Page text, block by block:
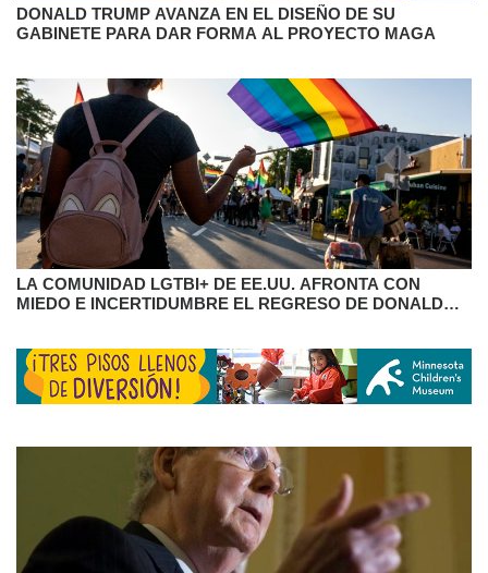
DONALD TRUMP AVANZA EN EL DISEÑO DE SU
GABINETE PARA DAR FORMA AL PROYECTO MAGA
LA COMUNIDAD LGTBI+ DE EE.UU. AFRONTA CON
MIEDO E INCERTIDUMBRE EL REGRESO DE DONALD